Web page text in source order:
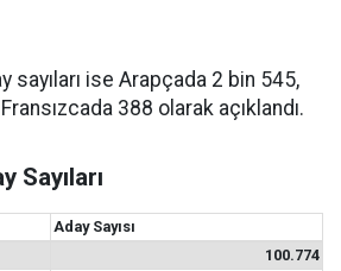
sayıları ise Arapçada 2 bin 545,
388 olarak açıklandı.
Sayıları
Aday Sayısı
100.774